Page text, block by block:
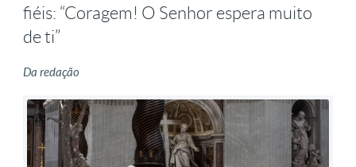
fiéis: “Coragem! O Senhor espera muito
de ti”
Da redação